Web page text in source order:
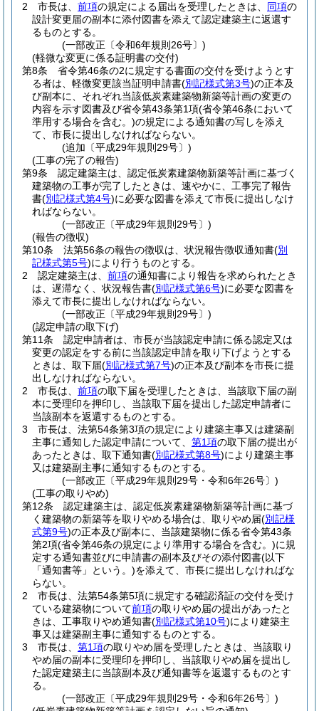
2
市長は、 前項の規定による届出を受理したときは、 同項の
設計変更届の副本に添付図書を添えて認定建築主に返還す
るものとする。
(一部改正〔令和6年規則26号〕)
(軽微な変更に係る証明書の交付)
第8条
省令第46条の2に規定する書面の交付を受けようとす
る者は、軽微変更該当証明申請書(別記様式第3号)の正本及
び副本に、それぞれ当該低炭素建築物新築等計画の変更の
内容を示す図書及び省令第43条第1項(省令第46条において
準用する場合を含む。)の規定による通知書の写しを添え
て、市長に提出しなければならない。
(追加〔平成29年規則29号〕)
(工事の完了の報告)
第9条
認定建築主は、認定低炭素建築物新築等計画に基づく
建築物の工事が完了したときは、速やかに、工事完了報告
書(別記様式第4号)に必要な図書を添えて市長に提出しなけ
ればならない。
(一部改正〔平成29年規則29号〕)
(報告の徴収)
第10条
法第56条の報告の徴収は、状況報告徴収通知書(別
記様式第5号)により行うものとする。
2
認定建築主は、 前項の通知書により報告を求められたとき
は、遅滞なく、状況報告書(別記様式第6号)に必要な図書を
添えて市長に提出しなければならない。
(一部改正〔平成29年規則29号〕)
(認定申請の取下げ)
第11条
認定申請者は、市長が当該認定申請に係る認定又は
変更の認定をする前に当該認定申請を取り下げようとする
ときは、取下届(別記様式第7号)の正本及び副本を市長に提
出しなければならない。
2
市長は、 前項の取下届を受理したときは、当該取下届の副
本に受理印を押印し、当該取下届を提出した認定申請者に
当該副本を返還するものとする。
3
市長は、法第54条第3項の規定により建築主事又は建築副
主事に通知した認定申請について、 第1項の取下届の提出が
あったときは、取下通知書(別記様式第8号)により建築主事
又は建築副主事に通知するものとする。
(一部改正〔平成29年規則29号・令和6年26号〕)
(工事の取りやめ)
第12条
認定建築主は、認定低炭素建築物新築等計画に基づ
く建築物の新築等を取りやめる場合は、取りやめ届(別記様
式第9号)の正本及び副本に、当該建築物に係る省令第43条
第2項(省令第46条の規定により準用する場合を含む。)に規
定する通知書並びに申請書の副本及びその添付図書(以下
「通知書等」という。)を添えて、市長に提出しなければな
らない。
2
市長は、法第54条第5項に規定する確認済証の交付を受け
ている建築物について前項の取りやめ届の提出があったと
きは、工事取りやめ通知書(別記様式第10号)により建築主
事又は建築副主事に通知するものとする。
3
市長は、 第1項の取りやめ届を受理したときは、当該取り
やめ届の副本に受理印を押印し、当該取りやめ届を提出し
た認定建築主に当該副本及び通知書等を返還するものとす
る。
(一部改正〔平成29年規則29号・令和6年26号〕)